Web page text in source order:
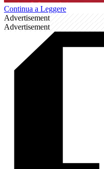
Continua a Leggere
Advertisement
Advertisement